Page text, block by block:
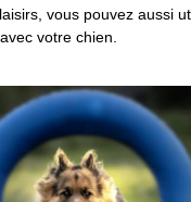
vous pouvez aussi
votre chien.